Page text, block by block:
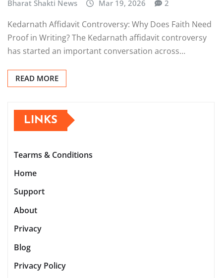
Bharat Shakti News Mar 19, 2026 2
Kedarnath Affidavit Controversy: Why Does Faith Need
Proof in Writing? The Kedarnath affidavit controversy
has started an important conversation across…
READ MORE
LINKS
Tearms & Conditions
Home
Support
About
Privacy
Blog
Privacy Policy